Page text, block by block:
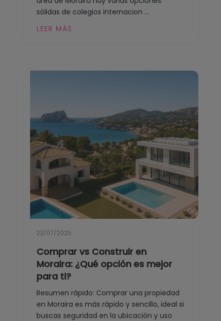
sólidas de colegios internacion ...
LEER MÁS
23/07/2025
Comprar vs Construir en
Moraira: ¿Qué opción es mejor
para ti?
Resumen rápido: Comprar una propiedad
en Moraira es más rápido y sencillo, ideal si
buscas seguridad en la ubicación y uso